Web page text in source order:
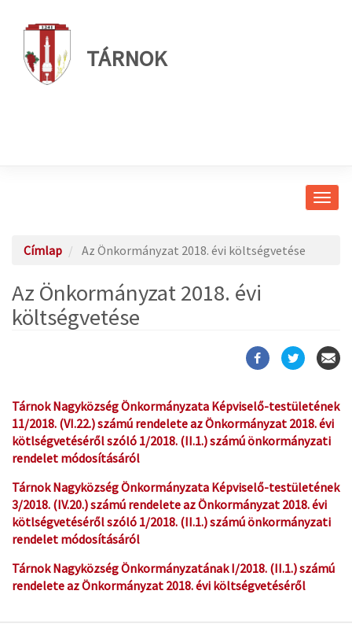
TÁRNOK
Címlap Az Önkormányzat 2018. évi költségvetése
Az Önkormányzat 2018. évi
költségvetése
Tárnok Nagyközség Önkormányzata Képviselő-testületének
11/2018. (VI.22.) számú rendelete az Önkormányzat 2018. évi
kötlségvetéséről szóló 1/2018. (II.1.) számú önkormányzati
rendelet módosításáról
Tárnok Nagyközség Önkormányzata Képviselő-testületének
3/2018. (IV.20.) számú rendelete az Önkormányzat 2018. évi
kötlségvetéséről szóló 1/2018. (II.1.) számú önkormányzati
rendelet módosításáról
Tárnok Nagyközség Önkormányzatának I/2018. (II.1.) számú
rendelete az Önkormányzat 2018. évi költségvetéséről